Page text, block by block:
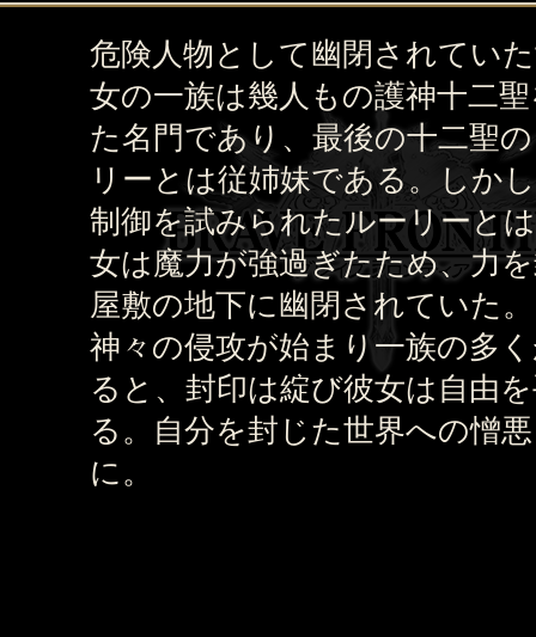
危険人物として幽閉されてい
女の一族は幾人もの護神十二
た名門であり、最後の十二聖
リーとは従姉妹である。しか
制御を試みられたルーリーと
女は魔力が強過ぎたため、力
屋敷の地下に幽閉されていた
神々の侵攻が始まり一族の多
ると、封印は綻び彼女は自由
る。自分を封じた世界への憎
に。